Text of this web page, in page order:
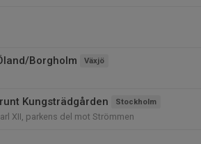
Borgholm Växjö
Kungsträdgården Stockholm
XII, parkens del mot Strömmen